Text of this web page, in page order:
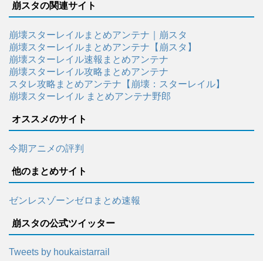
崩スタの関連サイト
崩壊スターレイルまとめアンテナ｜崩スタ
崩壊スターレイルまとめアンテナ【崩スタ】
崩壊スターレイル速報まとめアンテナ
崩壊スターレイル攻略まとめアンテナ
スタレ攻略まとめアンテナ【崩壊：スターレイル】
崩壊スターレイル まとめアンテナ野郎
オススメのサイト
今期アニメの評判
他のまとめサイト
ゼンレスゾーンゼロまとめ速報
崩スタの公式ツイッター
Tweets by houkaistarrail